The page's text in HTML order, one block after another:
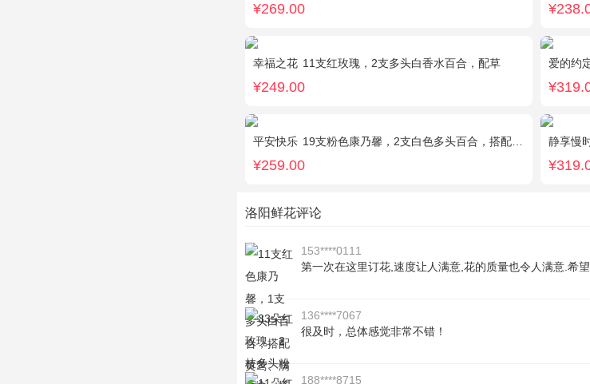
¥269.00
幸福之花 11支红玫瑰，2支多头白香水百合，配草
¥249.00
爱的约
平安快乐 19支粉色康乃馨，2支白色多头百合，搭配适量叶上黄金。
¥259.00
静享慢
洛阳鲜花评论
153****0111
第一次在这里订花,速度让人满意,花的质量也令人满意.希
136****7067
很及时，总体感觉非常不错！
188****8715